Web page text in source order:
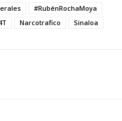
#RubénRochaMoya
Narcotrafico Sinaloa